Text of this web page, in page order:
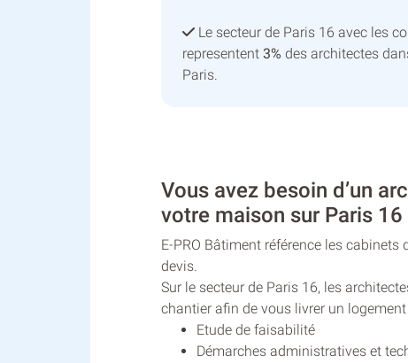
Le secteur de Paris 16 avec les
representent 3% des architectes
Paris.
Vous avez besoin d’un
votre maison sur Paris 16
E-PRO Bâtiment référence les
devis.
Sur le secteur de Paris 16, les
chantier afin de vous livrer un
Etude de faisabilité
Démarches administratives et